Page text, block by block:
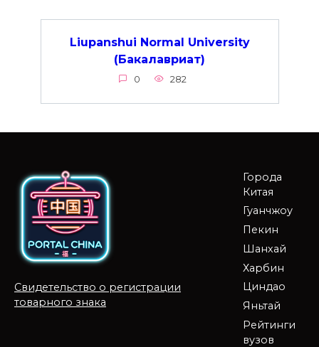
Liupanshui Normal University
(Бакалавриат)
0 282
Свидетельство о регистрации
товарного знака
Города
Китая
Гуанчжоу
Пекин
Шанхай
Харбин
Циндао
Яньтай
Рейтинги
вузов